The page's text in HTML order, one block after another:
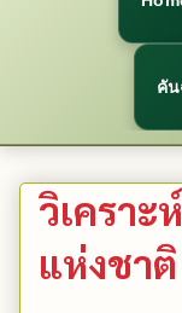
คัน
วิเครา
แห่งชา